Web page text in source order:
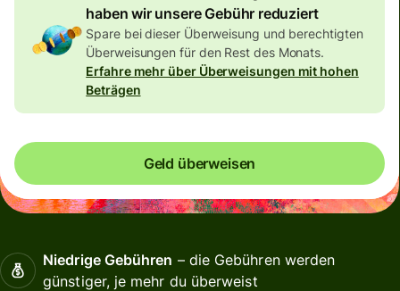
haben wir unsere Gebühr reduziert
Spare bei dieser Überweisung und berechtigten
Überweisungen für den Rest des Monats.
Erfahre mehr über Überweisungen mit hohen
Beträgen
Geld überweisen
Niedrige Gebühren – die Gebühren werden
günstiger, je mehr du überweist